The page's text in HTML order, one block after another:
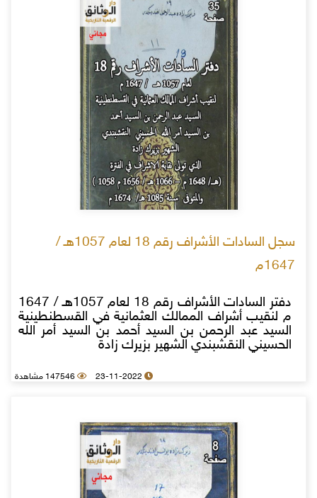
سجل السادات الأشراف رقم 18 لعام 1057هـ /
1647م
دفتر السادات الأشراف رقم 18 لعام 1057هـ / 1647
م لنقيب أشراف الممالك العثمانية في القسطنطينية
السيد عبد الرحمن بن السيد أحمد بن السيد أمر الله
الحسيني النقشبندي الشهير بزيرك زادة
23-11-2022 147546 مشاهدة